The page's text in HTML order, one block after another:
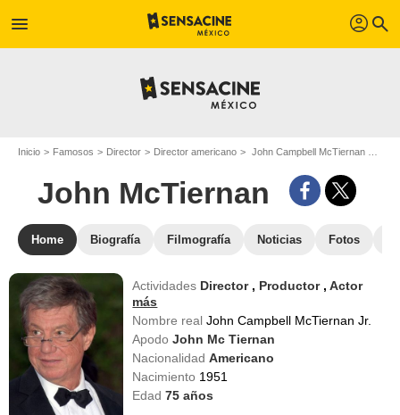
menu profil search
Inicio Famosos Director Director americano John Campbell McTiernan Jr. - Apodo : John McTiernan
John McTiernan
Home Biografía Filmografía Noticias Fotos
Actividades Director , Productor ,Actor
más
Nombre realJohn Campbell McTiernan Jr.
ApodoJohn Mc Tiernan
NacionalidadAmericano
Nacimiento 1951
Edad75 años